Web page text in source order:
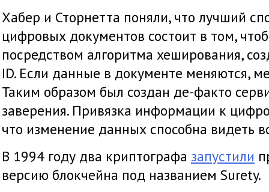
Хабер и Сторнетта поняли, что лучший
цифровых документов состоит в том,
посредством алгоритма хеширования,
ID. Если данные в документе меняются,
Таким образом был создан де-факто
заверения. Привязка информации к
что изменение данных способна видеть
В 1994 году два криптографа запустили
версию блокчейна под названием Surety.